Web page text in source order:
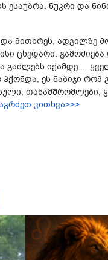
ნუკ­რი და
მი­თხრეს, ად­გილ­ზე
ცხე­და­რი.
გაძ­ლებს იქამ­დე....
ეს ნა­ბი­ჯი რომ
თა­ნამ­შრომ­ლე­ბი,
კითხვა>>>